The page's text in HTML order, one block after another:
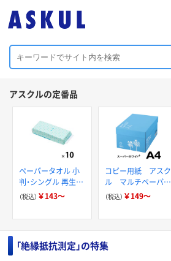
アスクルの定番品
ペーパータオル 小
判・シングル 再生紙
200枚 FSC認証紙
（税込） ￥143～
コピー用紙 アスク
ル マルチペーパー
スーパーホワイト+
（税込） ￥149～
「絶縁抵抗測定」の特集